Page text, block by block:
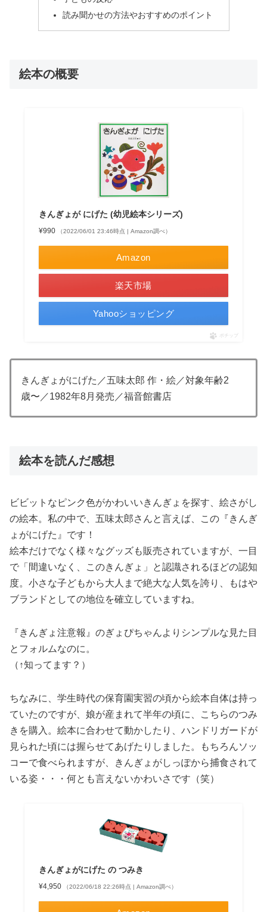
読み聞かせの方法やおすすめのポイント
絵本の概要
きんぎょが にげた (幼児絵本シリーズ)
¥990 （2022/06/01 23:46時点 | Amazon調べ）
Amazon
楽天市場
Yahooショッピング
ポチップ
きんぎょがにげた／五味太郎 作・絵／対象年齢2
歳〜／1982年8月発売／福音館書店
絵本を読んだ感想
ビビットなピンク色がかわいいきんぎょを探す、絵さがし
の絵本。私の中で、五味太郎さんと言えば、この『きんぎ
ょがにげた』です！
絵本だけでなく様々なグッズも販売されていますが、一目
で「間違いなく、このきんぎょ」と認識されるほどの認知
度。小さな子どもから大人まで絶大な人気を誇り、もはや
ブランドとしての地位を確立していますね。
『きんぎょ注意報』のぎょぴちゃんよりシンプルな見た目
とフォルムなのに。
（↑知ってます？）
ちなみに、学生時代の保育園実習の頃から絵本自体は持っ
ていたのですが、娘が産まれて半年の頃に、こちらのつみ
きを購入。絵本に合わせて動かしたり、ハンドリガードが
見られた頃には握らせてあげたりしました。もちろんソッ
コーで食べられますが、きんぎょがしっぽから捕食されて
いる姿・・・何とも言えないかわいさです（笑）
きんぎょがにげた の つみき
¥4,950 （2022/06/18 22:26時点 | Amazon調べ）